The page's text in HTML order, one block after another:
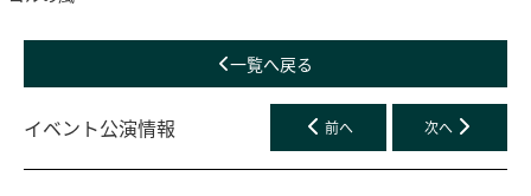
一覧へ戻る
イベント公演情報 前へ 次へ